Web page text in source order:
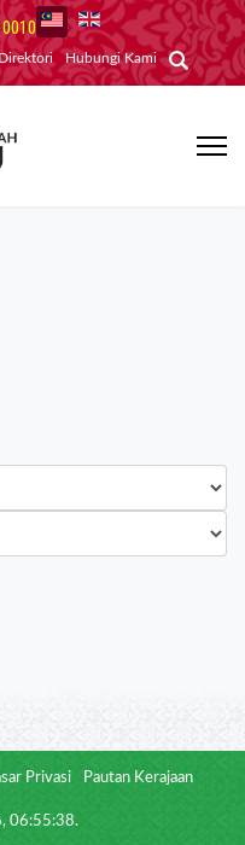
Hubungi Kami
Privasi Pautan Kerajaan
06:55:38.